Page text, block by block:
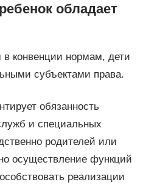
обладает
конвенции нормам, дети
субъектами права.
обязанность
и специальных
родителей или
осуществление функций
реализации